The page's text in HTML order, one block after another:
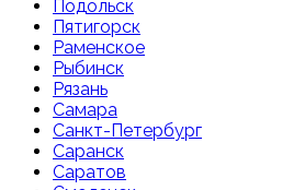
Подольск
Пятигорск
Раменское
Рыбинск
Рязань
Самара
Санкт-Петербург
Саранск
Саратов